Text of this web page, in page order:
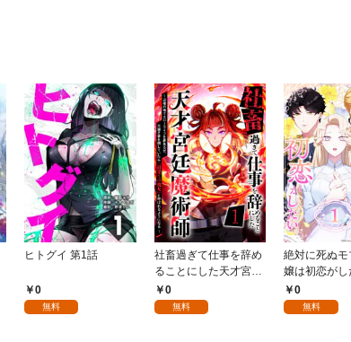
ヒトグイ 第1話
0
無料
社畜過ぎて仕事を辞め
ることにした天才宮廷
魔術師～辺境の地でス
ローライフを夢見る
0
無料
絶対に死ぬ
嬢は初恋が
話0
無料